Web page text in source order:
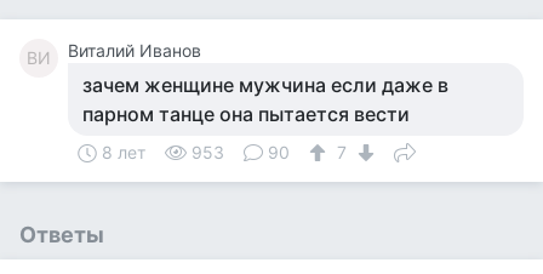
ВИ Виталий Иванов
зачем женщине мужчина если даже в
парном танце она пытается вести
8 лет 953 90 7
Ответы